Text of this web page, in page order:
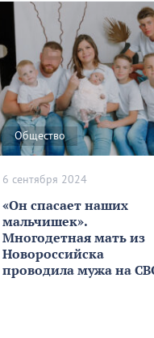
Общество
«Он спасает наших
мальчишек».
Многодетная мать из
Новороссийска
проводила мужа на
6 сентября 2024